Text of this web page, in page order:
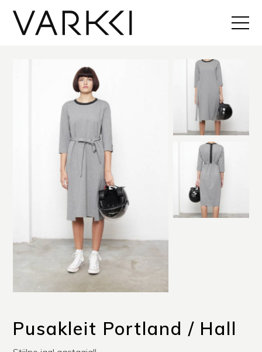
Pusakleit Portland / Hall